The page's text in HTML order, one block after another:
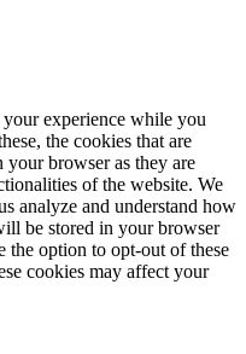
experience while you
the cookies that are
your browser as they are
of the website. We
analyze and understand how
be stored in your browser
the option to opt-out of these
cookies may affect your